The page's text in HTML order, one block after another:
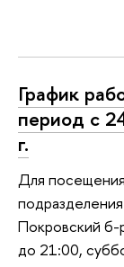
График
период с
г.
Для
Покровский б-
до 21:00,